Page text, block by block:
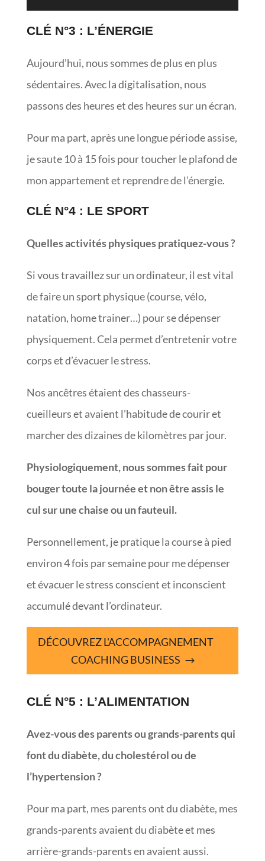
CLÉ N°3 : L’ÉNERGIE
Aujourd’hui, nous sommes de plus en plus
sédentaires. Avec la digitalisation, nous
passons des heures et des heures sur un écran.
Pour ma part, après une longue période assise,
je saute 10 à 15 fois pour toucher le plafond de
mon appartement et reprendre de l’énergie.
CLÉ N°4 : LE SPORT
Quelles activités physiques pratiquez-vous ?
Si vous travaillez sur un ordinateur, il est vital
de faire un sport physique (course, vélo,
natation, home trainer…) pour se dépenser
physiquement. Cela permet d’entretenir votre
corps et d’évacuer le stress.
Nos ancêtres étaient des chasseurs-
cueilleurs et avaient l’habitude de courir et
marcher des dizaines de kilomètres par jour.
Physiologiquement, nous sommes fait pour
bouger toute la journée et non être assis le
cul sur une chaise ou un fauteuil.
Personnellement, je pratique la course à pied
environ 4 fois par semaine pour me dépenser
et évacuer le stress conscient et inconscient
accumulé devant l’ordinateur.
DÉCOUVREZ L'ACCOMPAGNEMENT
COACHING BUSINESS
CLÉ N°5 : L’ALIMENTATION
Avez-vous des parents ou grands-parents qui
font du diabète, du cholestérol ou de
l’hypertension ?
Pour ma part, mes parents ont du diabète, mes
grands-parents avaient du diabète et mes
arrière-grands-parents en avaient aussi.